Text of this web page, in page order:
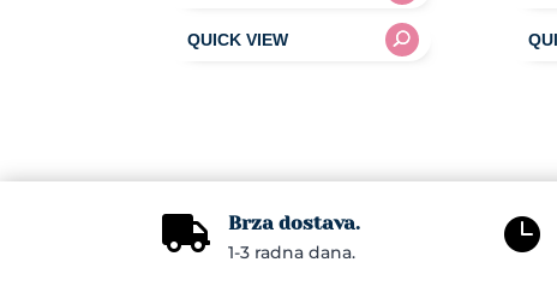
 Brza dostava.
1-3 radna dana. 